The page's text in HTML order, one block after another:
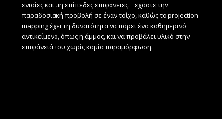
ενιαίες και μη επίπεδες επιφάνειες. Ξεχάστε την
παραδοσιακή προβολή σε έναν τοίχο, καθώς το projection
mapping έχει τη δυνατότητα να πάρει ένα καθημερινό
αντικείμενο, όπως η άμμος, και να προβάλει υλικό στην
επιφάνειά του χωρίς καμία παραμόρφωση.